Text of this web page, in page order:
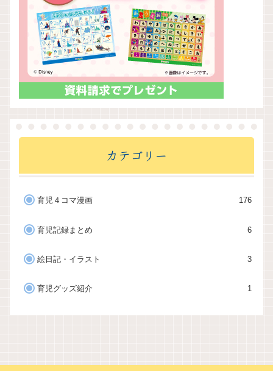
カテゴリー
育児４コマ漫画 176
育児記録まとめ 6
絵日記・イラスト 3
育児グッズ紹介 1